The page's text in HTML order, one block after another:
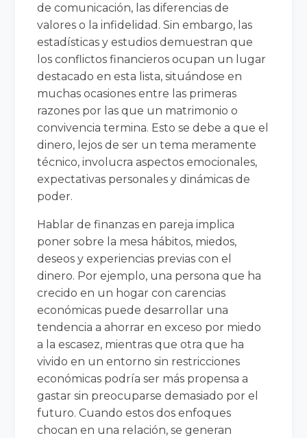
de comunicación, las diferencias de
valores o la infidelidad. Sin embargo, las
estadísticas y estudios demuestran que
los conflictos financieros ocupan un lugar
destacado en esta lista, situándose en
muchas ocasiones entre las primeras
razones por las que un matrimonio o
convivencia termina. Esto se debe a que el
dinero, lejos de ser un tema meramente
técnico, involucra aspectos emocionales,
expectativas personales y dinámicas de
poder.
Hablar de finanzas en pareja implica
poner sobre la mesa hábitos, miedos,
deseos y experiencias previas con el
dinero. Por ejemplo, una persona que ha
crecido en un hogar con carencias
económicas puede desarrollar una
tendencia a ahorrar en exceso por miedo
a la escasez, mientras que otra que ha
vivido en un entorno sin restricciones
económicas podría ser más propensa a
gastar sin preocuparse demasiado por el
futuro. Cuando estos dos enfoques
chocan en una relación, se generan